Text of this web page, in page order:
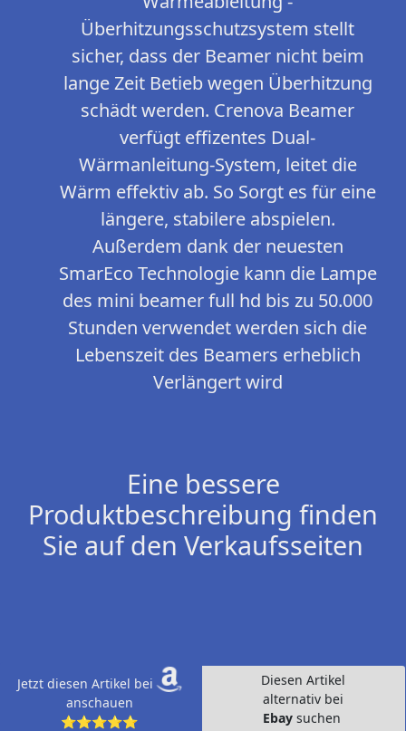
Überhitzungsschutzsystem stellt
sicher, dass der Beamer nicht beim
lange Zeit Betieb wegen Überhitzung
schädt werden. Crenova Beamer
verfügt effizentes Dual-
Wärmanleitung-System, leitet die
Wärm effektiv ab. So Sorgt es für eine
längere, stabilere abspielen.
Außerdem dank der neuesten
SmarEco Technologie kann die Lampe
des mini beamer full hd bis zu 50.000
Stunden verwendet werden sich die
Lebenszeit des Beamers erheblich
Verlängert wird
Eine bessere
Produktbeschreibung finden
Sie auf den Verkaufsseiten
Jetzt diesen Artikel bei
anschauen
⭐⭐⭐⭐⭐
Diesen Artikel
alternativ bei
Ebay suchen